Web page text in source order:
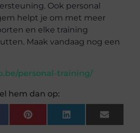
Ook personal
helpt je om met meer
en elke training
Maak vandaag nog een
personal-training/
hem dan op:
PinterestLinkedInEmail